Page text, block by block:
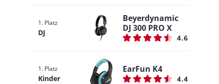
1. Platz
DJ
Beyerdynamic
DJ 300 PRO X
4.6
1. Platz
Kinder
EarFun K4
4.4